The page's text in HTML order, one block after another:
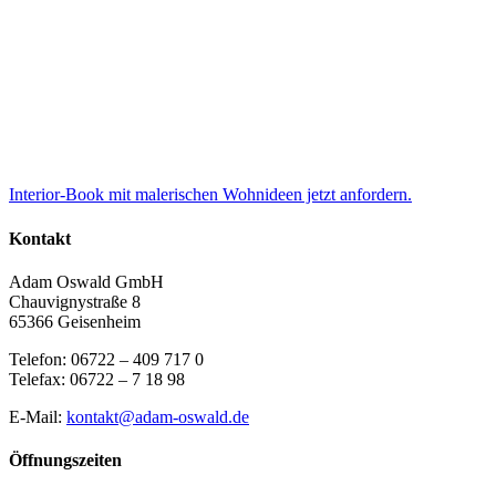
Interior-Book mit malerischen Wohnideen jetzt anfordern.
Kontakt
Adam Oswald GmbH
Chauvignystraße 8
65366 Geisenheim
Telefon: 06722 – 409 717 0
Telefax: 06722 – 7 18 98
E-Mail: kontakt@adam-oswald.de
Öffnungszeiten